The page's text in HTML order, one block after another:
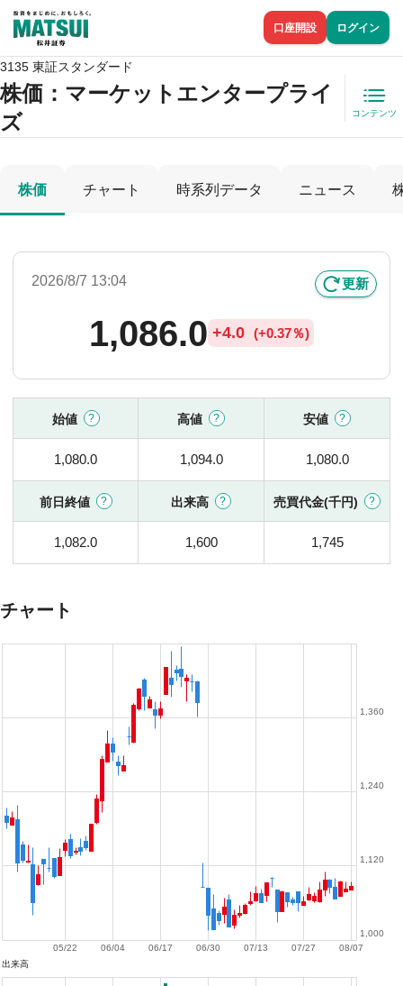
口座開設 ログイン
3135 東証スタンダード
株価 ：マーケットエンタープライ
ズ
コンテンツ
株価 チャート 時系列データ ニュース
2026/8/7 13:04 更新
1,086.0 +4.0 (+0.37％)
始値 高値 安値
1,080.0 1,094.0 1,080.0
前日終値 出来高 売買代金(千円)
1,082.0 1,600 1,745
チャート
08/07
07/27
07/13
06/30
06/17
06/04
05/22
1,000
1,120
1,240
1,360
出来高